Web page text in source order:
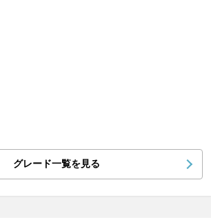
グレード一覧を見る